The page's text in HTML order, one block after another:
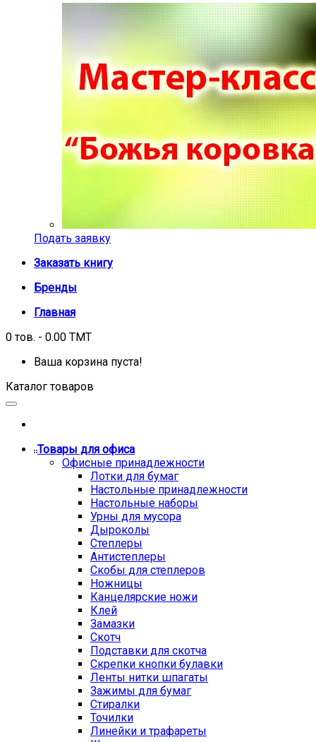
Подать заявку
Заказать книгу
Бренды
Главная
0 тов. - 0.00 TMT
Ваша корзина пуста!
Каталог товаров
Товары для офиса
Офисные принадлежности
Лотки для бумаг
Настольные принадлежности
Настольные наборы
Урны для мусора
Дыроколы
Степлеры
Антистеплеры
Скобы для степлеров
Ножницы
Канцелярские ножи
Клей
Замазки
Скотч
Подставки для скотча
Скрепки кнопки булавки
Ленты нитки шпагаты
Зажимы для бумаг
Стиралки
Точилки
Линейки и трафареты